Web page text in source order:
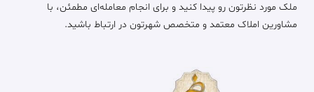
ملک مورد نظرتون رو پیدا کنید و برای انجام معامله‌ای مطمئن، با
مشاورین املاک معتمد و متخصص شهرتون در ارتباط باشید.